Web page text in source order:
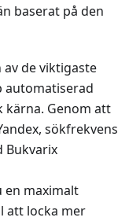
baserat på den
av de viktigaste
automatiserad
kärna. Genom att
sökfrekvens
Bukvarix
en maximalt
att locka mer